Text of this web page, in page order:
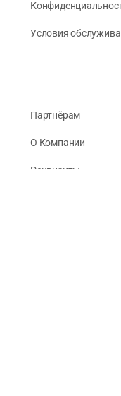
Условия
Партнёрам
О Компании
Реквизиты